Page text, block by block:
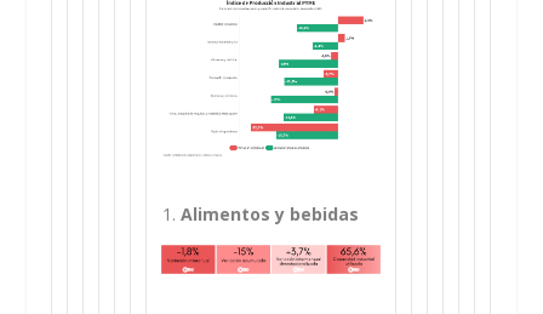
Alimentos y bebidas